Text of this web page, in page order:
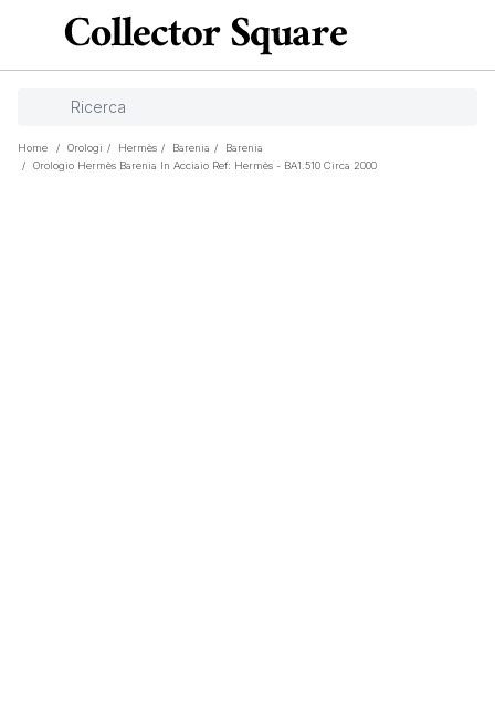
Home / Orologi / Hermès / Barenia /
Barenia
/
Orologio Hermès Barenia In Acciaio Ref: Hermès - BA1.510 Circa 2000